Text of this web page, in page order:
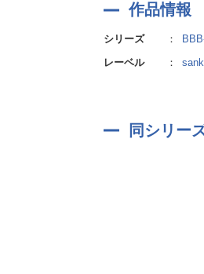
作品情報
シリーズ ：
レーベル
：
同シリー